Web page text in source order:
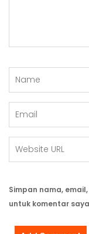
Simpan nama,
untuk komentar